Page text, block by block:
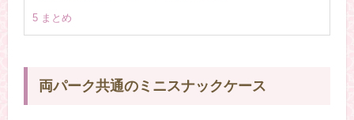
5 まとめ
両パーク共通のミニスナックケース